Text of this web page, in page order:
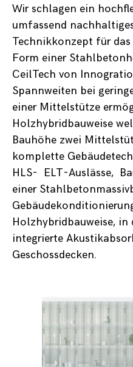
Wir schlagen ein
umfassend
Technikkonzept für
Form einer
CeilTech von
Spannweiten bei
einer Mittelstütze
Holzhybridbauweise
Bauhöhe zwei
komplette
HLS- ELT-Auslässe,
einer
Holzhybridbauweise,
integrierte
Geschossdecken.